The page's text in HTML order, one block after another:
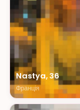
Nastya, 36
Франція